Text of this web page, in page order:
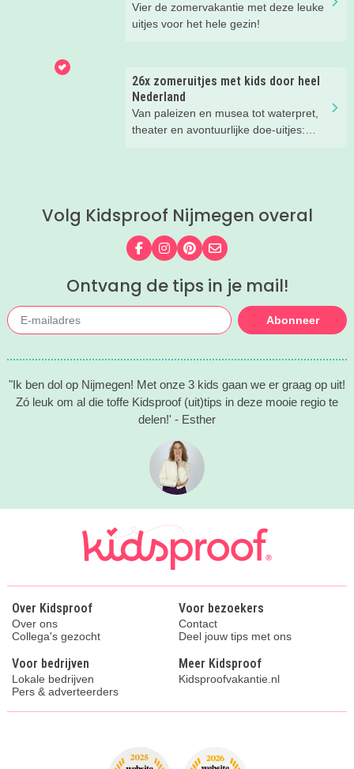
Vier de zomervakantie met deze leuke
uitjes voor het hele gezin!
26x zomeruitjes met kids door heel
Nederland
Van paleizen en musea tot waterpret,
theater en avontuurlijke doe-uitjes:
Volg Kidsproof Nijmegen overal
Volg ons op Facebook
Volg ons op Instagram
Volg ons op Pinterest
Mail ons
Ontvang de tips in je mail!
Abonneer
"Ik ben dol op Nijmegen! Met onze 3 kids gaan we er graag op uit!
Zó leuk om al die toffe Kidsproof (uit)tips in deze mooie regio te
delen!' - Esther
Over Kidsproof
Over ons
Collega's gezocht
Voor bezoekers
Contact
Deel jouw tips met ons
Voor bedrijven
Lokale bedrijven
Pers & adverteerders
Meer Kidsproof
Kidsproofvakantie.nl